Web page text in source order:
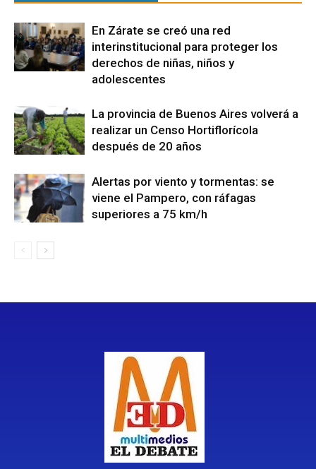
En Zárate se creó una red
interinstitucional para proteger los
derechos de niñas, niños y
adolescentes
La provincia de Buenos Aires volverá a
realizar un Censo Hortiflorícola
después de 20 años
Alertas por viento y tormentas: se
viene el Pampero, con ráfagas
superiores a 75 km/h